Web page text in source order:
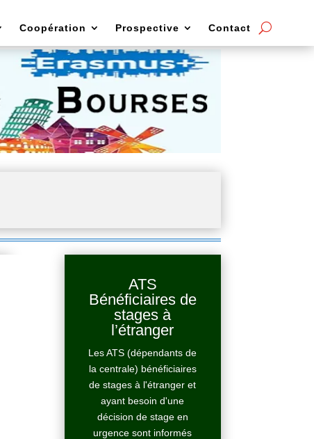
Coopération Prospective Contact
ATS
Bénéficiaires de
stages à
l’étranger
Les ATS (dépendants de
la centrale) bénéficiaires
de stages à l'étranger et
ayant besoin d'une
décision de stage en
urgence sont informés